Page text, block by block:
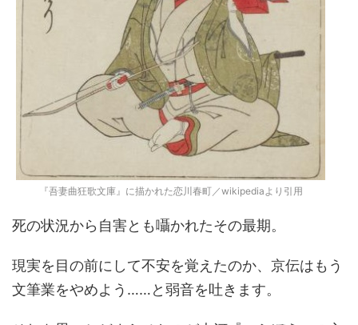
『吾妻曲狂歌文庫』に描かれた恋川春町／wikipediaより引用
死の状況から自害とも囁かれたその最期。
現実を目の前にして不安を覚えたのか、京伝はもう
文筆業をやめよう……と弱音を吐きます。